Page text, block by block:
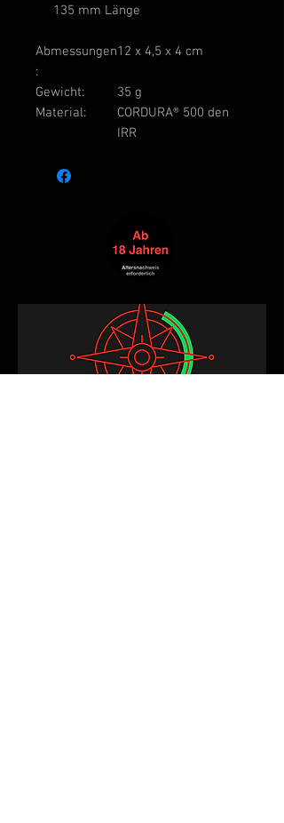
135 mm Länge
Abmessungen
:
12 x 4,5 x 4 cm
Gewicht:
35 g
Material:
CORDURA® 500 den
IRR